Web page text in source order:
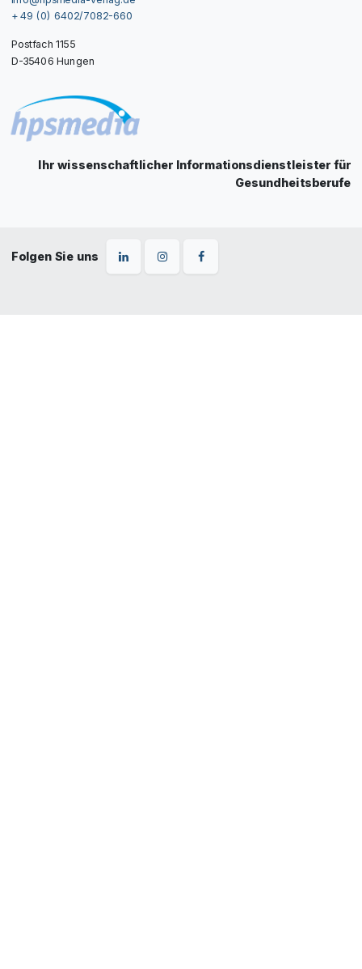
+ 49 (0) 6402/7082-660
Postfach 1155
D-35406 Hungen
Ihr wissenschaftlicher Informationsdienstleister für
Gesundheitsberufe
Folgen Sie uns